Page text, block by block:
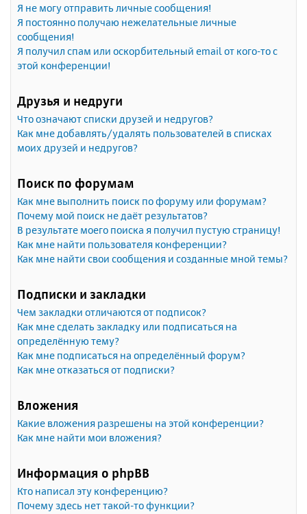
Я не могу отправить личные сообщения!
Я постоянно получаю нежелательные личные
сообщения!
Я получил спам или оскорбительный email от кого-то с
этой конференции!
Друзья и недруги
Что означают списки друзей и недругов?
Как мне добавлять/удалять пользователей в списках
моих друзей и недругов?
Поиск по форумам
Как мне выполнить поиск по форуму или форумам?
Почему мой поиск не даёт результатов?
В результате моего поиска я получил пустую страницу!
Как мне найти пользователя конференции?
Как мне найти свои сообщения и созданные мной темы?
Подписки и закладки
Чем закладки отличаются от подписок?
Как мне сделать закладку или подписаться на
определённую тему?
Как мне подписаться на определённый форум?
Как мне отказаться от подписки?
Вложения
Какие вложения разрешены на этой конференции?
Как мне найти мои вложения?
Информация о phpBB
Кто написал эту конференцию?
Почему здесь нет такой-то функции?